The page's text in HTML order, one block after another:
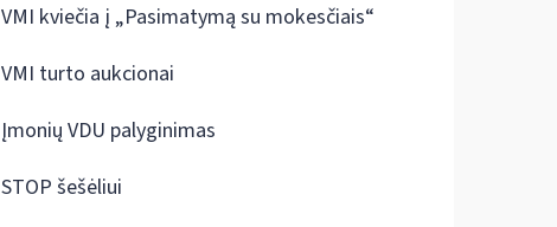
VMI kviečia į „Pasimatymą su mokesčiais“
VMI turto aukcionai
Įmonių VDU palyginimas
STOP šešėliui